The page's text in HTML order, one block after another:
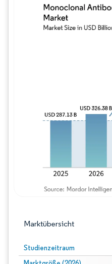
Marktübersicht
Studienzeitraum